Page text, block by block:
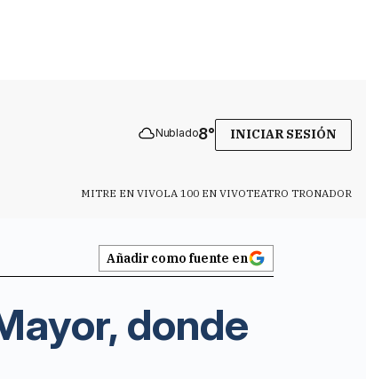
Nublado8° INICIAR SESIÓN
MITRE EN VIVOLA 100 EN VIVOTEATRO TRONADOR
Añadir como fuente en
donde